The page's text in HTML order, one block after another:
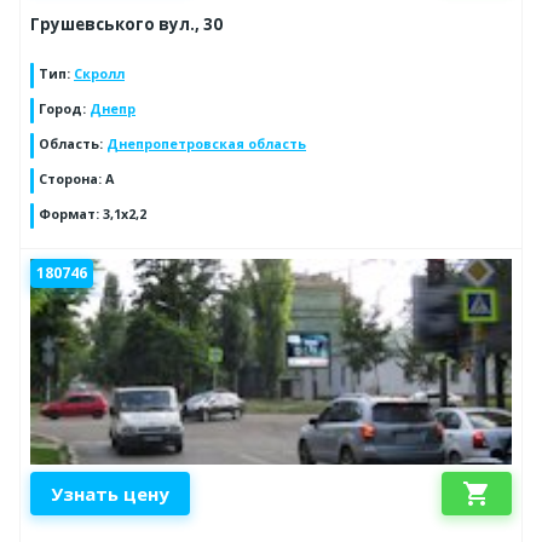
Грушевського вул., 30
Тип: Скролл
Город: Днепр
Область: Днепропетровская область
Сторона: А
Формат: 3,1х2,2
180746
Узнать цену shopping_cart